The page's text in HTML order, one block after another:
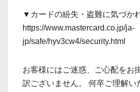
▼カードの紛失・盗難に気づか
https://www.mastercard.co.jp/ja-
jp/safe/hyv3cw4/security.html
お客様にはご迷惑、ご心配をお
訳ございません。 何卒ご理解い